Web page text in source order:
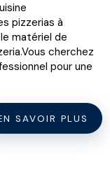
pizzerias à
matériel de
cherchez
pour une
SAVOIR PLUS